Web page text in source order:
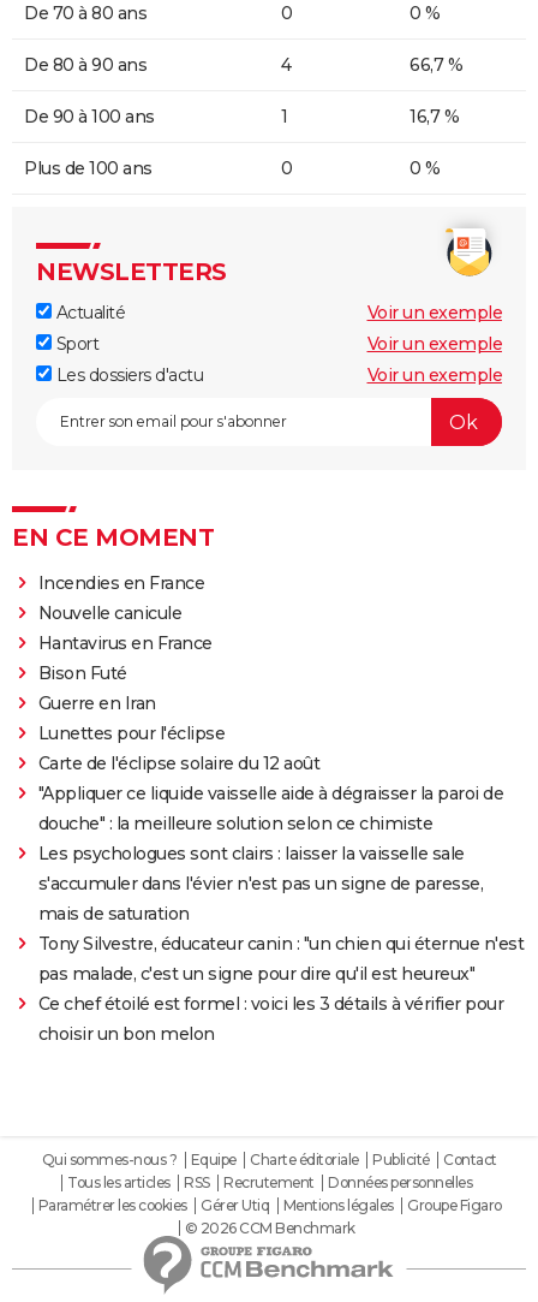
De 70 à 80 ans 0 0 %
De 80 à 90 ans 4 66,7 %
De 90 à 100 ans 1 16,7 %
Plus de 100 ans 0 0 %
NEWSLETTERS
Actualité
Voir un exemple
Sport
Voir un exemple
Les dossiers d'actu
Voir un exemple
EN CE MOMENT
Incendies en France
Nouvelle canicule
Hantavirus en France
Bison Futé
Guerre en Iran
Lunettes pour l'éclipse
Carte de l'éclipse solaire du 12 août
"Appliquer ce liquide vaisselle aide à dégraisser la paroi de
douche" : la meilleure solution selon ce chimiste
Les psychologues sont clairs : laisser la vaisselle sale
s'accumuler dans l'évier n'est pas un signe de paresse,
mais de saturation
Tony Silvestre, éducateur canin : "un chien qui éternue n'est
pas malade, c'est un signe pour dire qu'il est heureux"
Ce chef étoilé est formel : voici les 3 détails à vérifier pour
choisir un bon melon
Qui sommes-nous ? Equipe Charte éditoriale Publicité
Contact
Tous les articles
RSS Recrutement
Données personnelles
Paramétrer les cookies
Gérer Utiq Mentions légales
Groupe Figaro
© 2026 CCM Benchmark